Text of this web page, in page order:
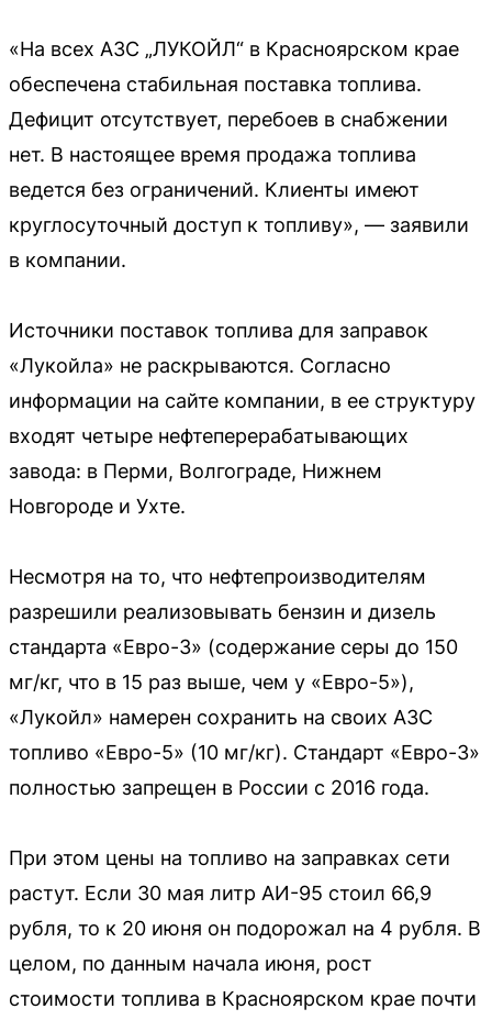
«На всех АЗС „ЛУКОЙЛ“ в Красноярском крае
обеспечена стабильная поставка топлива.
Дефицит отсутствует, перебоев в снабжении
нет. В настоящее время продажа топлива
ведется без ограничений. Клиенты имеют
круглосуточный доступ к топливу», — заявили
в компании.
Источники поставок топлива для заправок
«Лукойла» не раскрываются. Согласно
информации на сайте компании, в ее структуру
входят четыре нефтеперерабатывающих
завода: в Перми, Волгограде, Нижнем
Новгороде и Ухте.
Несмотря на то, что нефтепроизводителям
разрешили реализовывать бензин и дизель
стандарта «Евро-3» (содержание серы до 150
мг/кг, что в 15 раз выше, чем у «Евро-5»),
«Лукойл» намерен сохранить на своих АЗС
топливо «Евро-5» (10 мг/кг). Стандарт «Евро-3»
полностью запрещен в России с 2016 года.
При этом цены на топливо на заправках сети
растут. Если 30 мая литр АИ-95 стоил 66,9
рубля, то к 20 июня он подорожал на 4 рубля. В
целом, по данным начала июня, рост
стоимости топлива в Красноярском крае почти